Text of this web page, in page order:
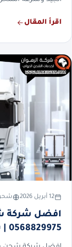
اقرأ المقال
12 أبريل 2026 شحن
افضل شركة
0568829975 | شحن سريع وآمن